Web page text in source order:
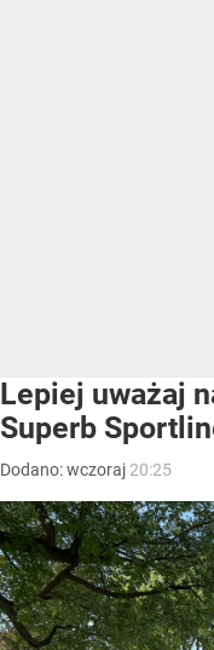
Lepiej uważaj
Superb
Dodano:wczoraj 20:25